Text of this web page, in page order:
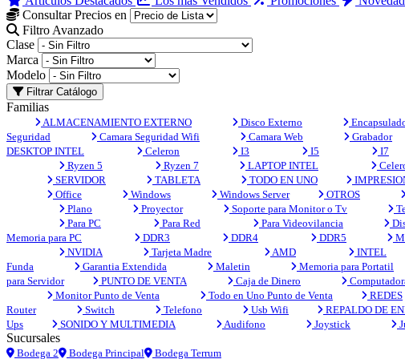
Consultar Precios en
Filtro Avanzado
Clase
Marca
Modelo
Filtrar Catálogo
Familias
ALMACENAMIENTO EXTERNO Disco Externo
Seguridad
Camara Seguridad Wifi Camara Web Grabador
DESKTOP INTEL
Celeron I3 I5 I7
Ryzen 5
Ryzen 7 LAPTOP INTEL
SERVIDOR
TABLETA TODO EN UNO
Office
Windows Windows Server OTROS
Plano
Proyector Soporte para Monitor o Tv
Para PC
Para Red Para Videovilancia
Memoria para PC
DDR3 DDR4 DDR5
NVIDIA
Tarjeta Madre AMD INTEL
Funda
Garantia Extendida Maletin Memoria para Portatil
para Servidor
PUNTO DE VENTA Caja de Dinero
Monitor Punto de Venta
Todo en Uno Punto de Venta REDES
Router
Switch Telefono Usb Wifi REPALDO DE
Ups
SONIDO Y MULTIMEDIA Audifono Joystick
Sucursales
Bodega 2 Bodega Principal Bodega Terrum